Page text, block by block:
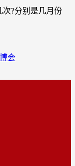
次?分别是几月份
会